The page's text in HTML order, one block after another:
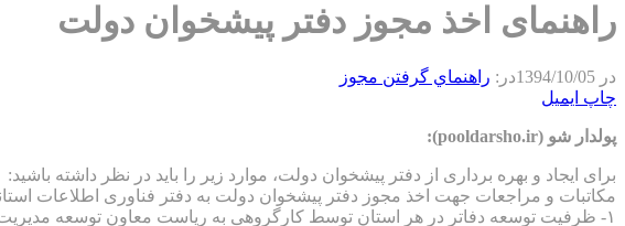
راهنمای اخذ مجوز دفتر پیشخوان دولت
در 1394/10/05در: راهنماي گرفتن مجوز
چاپ ایمیل
پولدار شو (pooldarsho.ir):
برای ایجاد و بهره برداری از دفتر پیشخوان دولت، موارد زیر را باید در نظر داشته باشید:
مکاتبات و مراجعات جهت اخذ مجوز دفتر پیشخوان دولت به دفتر فناوری اطلاعات
۱- ظرفیت توسعه دفاتر در هر استان توسط کارگروهی به ریاست معاون توسعه